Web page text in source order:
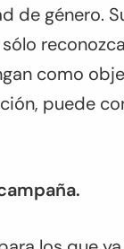
de género.
como
puede